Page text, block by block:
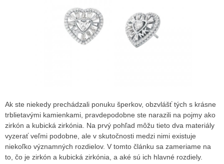
Ak ste niekedy prechádzali ponuku šperkov, obzvlášť tých s krásne
trblietavými kamienkami, pravdepodobne ste narazili na pojmy ako
zirkón a kubická zirkónia. Na prvý pohľad môžu tieto dva materiály
vyzerať veľmi podobne, ale v skutočnosti medzi nimi existuje
niekoľko významných rozdielov. V tomto článku sa zameriame na
to, čo je zirkón a kubická zirkónia, a aké sú ich hlavné rozdiely.